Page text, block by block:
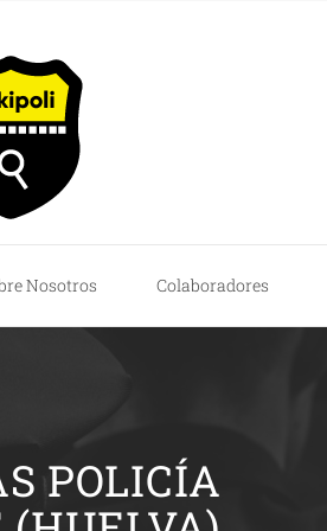
Nosotros Colaboradores
POLICÍA